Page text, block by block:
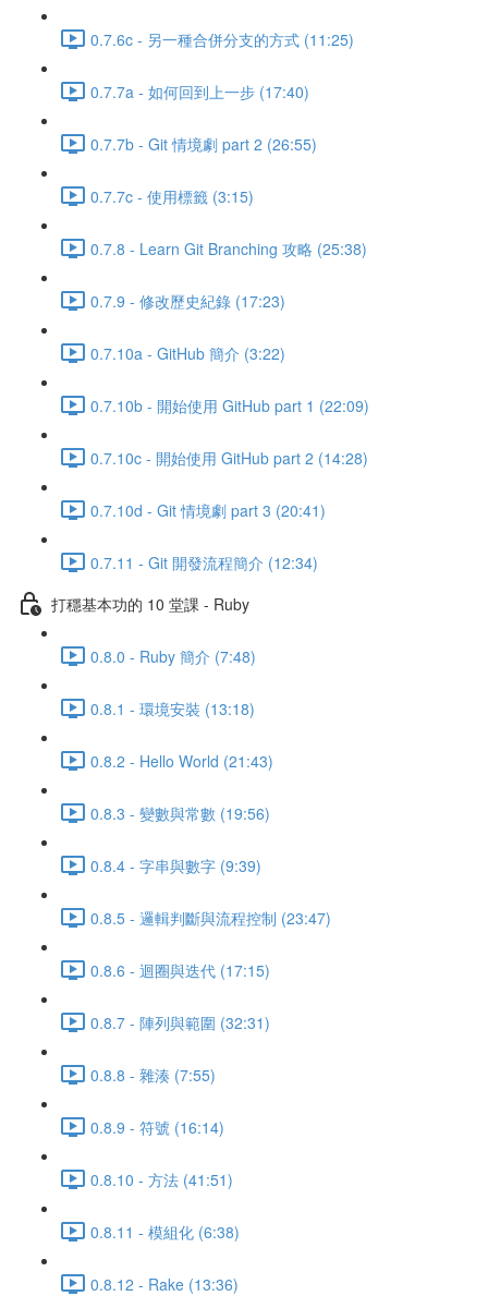
0.7.6c - 另一種合併分支的方式 (11:25)
0.7.7a - 如何回到上一步 (17:40)
0.7.7b - Git 情境劇 part 2 (26:55)
0.7.7c - 使用標籤 (3:15)
0.7.8 - Learn Git Branching 攻略 (25:38)
0.7.9 - 修改歷史紀錄 (17:23)
0.7.10a - GitHub 簡介 (3:22)
0.7.10b - 開始使用 GitHub part 1 (22:09)
0.7.10c - 開始使用 GitHub part 2 (14:28)
0.7.10d - Git 情境劇 part 3 (20:41)
0.7.11 - Git 開發流程簡介 (12:34)
打穩基本功的 10 堂課 - Ruby
0.8.0 - Ruby 簡介 (7:48)
0.8.1 - 環境安裝 (13:18)
0.8.2 - Hello World (21:43)
0.8.3 - 變數與常數 (19:56)
0.8.4 - 字串與數字 (9:39)
0.8.5 - 邏輯判斷與流程控制 (23:47)
0.8.6 - 迴圈與迭代 (17:15)
0.8.7 - 陣列與範圍 (32:31)
0.8.8 - 雜湊 (7:55)
0.8.9 - 符號 (16:14)
0.8.10 - 方法 (41:51)
0.8.11 - 模組化 (6:38)
0.8.12 - Rake (13:36)